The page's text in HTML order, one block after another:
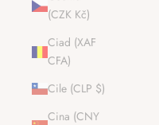
(CZK Kč)
Ciad (XAF
CFA)
Cile (CLP $)
Cina (CNY